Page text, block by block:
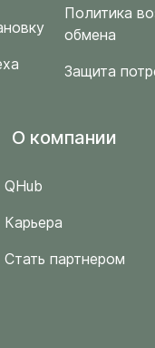
Политика
обмена
Защита
O компании
QHub
Карьера
Стать партнером